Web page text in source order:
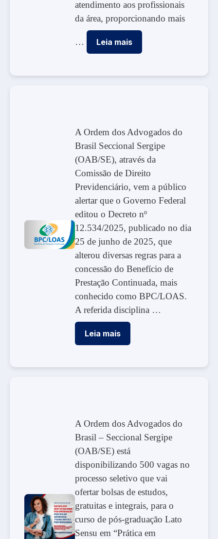
atendimento aos profissionais
da área, proporcionando mais
… Leia mais
A Ordem dos Advogados do
Brasil Seccional Sergipe
(OAB/SE), através da
Comissão de Direito
Previdenciário, vem a público
alertar que o Governo Federal
editou o Decreto nº
12.534/2025, publicado no dia
25 de junho de 2025, que
alterou diversas regras para a
concessão do Benefício de
Prestação Continuada, mais
conhecido como BPC/LOAS.
A referida disciplina …
Leia mais
A Ordem dos Advogados do
Brasil – Seccional Sergipe
(OAB/SE) está
disponibilizando 500 vagas no
processo seletivo que vai
ofertar bolsas de estudos,
gratuitas e integrais, para o
curso de pós-graduação Lato
Sensu em “Prática em